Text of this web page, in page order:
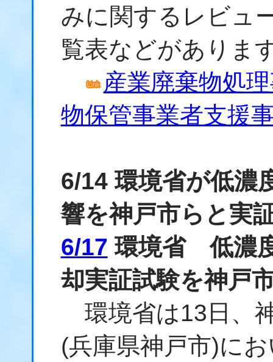
みに関するレビュ
覧表などがありま
産業廃棄物処
物保管事業者支援
6/14 環境省が低濃
響を神戸市らと実
6/17 環境省 低濃
却実証試験を神戸
環境省は13日、
(兵庫県神戸市)に